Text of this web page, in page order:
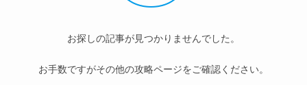
お探しの記事が見つかりませんでした。
お手数ですがその他の攻略ページをご確認ください。